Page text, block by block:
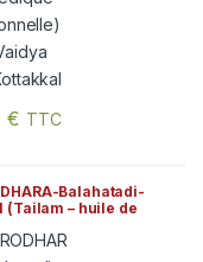
€ TTC
Balahatadi-
(Tailam – huile de
ayurvédique) Arya
Sala Kottakkal